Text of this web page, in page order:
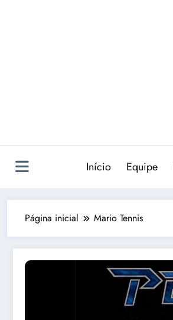
Início Equipe
Página inicial Mario Tennis